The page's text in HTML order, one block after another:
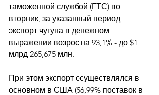
таможенной службой (ГТС) во
вторник, за указанный период
экспорт чугуна в денежном
выражении возрос на 93,1% - до $1
млрд 265,675 млн.
При этом экспорт осуществлялся в
основном в США (56,99% поставок в